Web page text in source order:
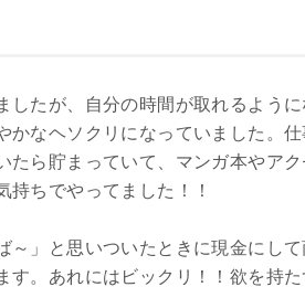
したが、自分の時間が取れるように
かなヘソクリになっていました。仕
たら貯まっていて、マンガ本やアク
ちでやってました！！
～」と思いついたときに現金にして
す。あれにはビックリ！！欲を持